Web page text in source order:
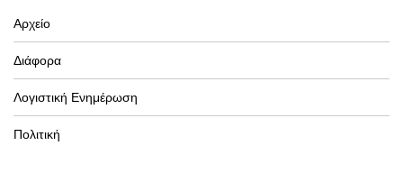
Αρχείο
Διάφορα
Λογιστική Ενημέρωση
Πολιτική